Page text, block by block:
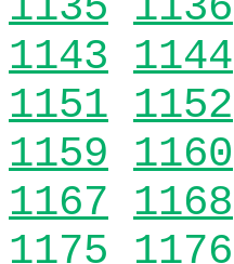
1143 1144
1151 1152
1159 1160
1167 1168
1175 1176